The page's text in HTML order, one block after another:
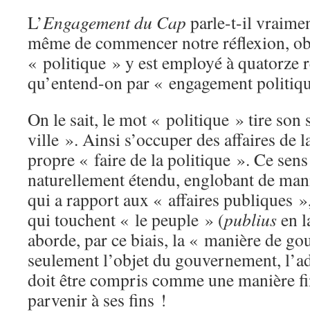
L’Engagement du Cap parle-t-il
même de commencer notre réflexion,
« politique » y est employé à quatorze
qu’entend-on par « engagement
On le sait, le mot « politique » tire son
ville ». Ainsi s’occuper des affaires de
propre « faire de la politique ». Ce sens
naturellement étendu, englobant de
qui a rapport aux « affaires publiques
qui touchent « le peuple » (publiusen
aborde, par ce biais, la « manière de
seulement l’objet du gouvernement,
doit être compris comme une manière
parvenir à ses fins !